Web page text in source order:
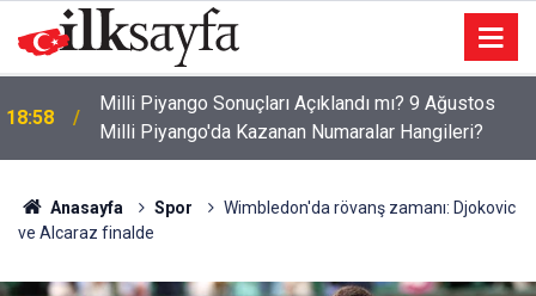
18:58
Milli Piyango Sonuçları Açıklandı mı? 9 Ağustos
Milli Piyango'da Kazanan Numaralar Hangileri?
Anasayfa Spor
Wimbledon'da rövanş zamanı: Djokovic
ve Alcaraz finalde